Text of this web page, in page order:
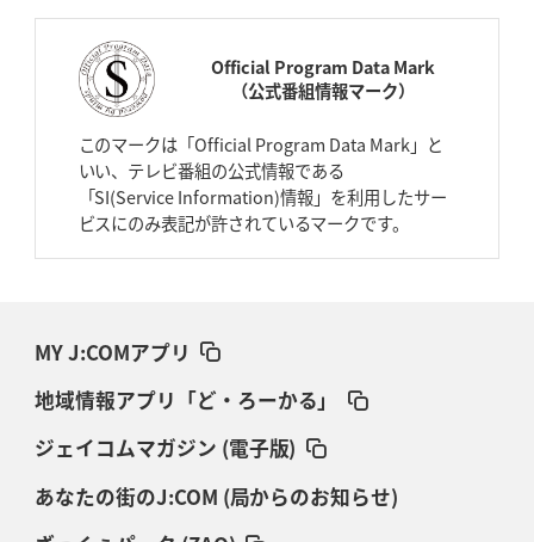
Official Program Data Mark
（公式番組情報マーク）
このマークは「Official Program Data Mark」と
いい、テレビ番組の公式情報である
「SI(Service Information)情報」を利用したサー
ビスにのみ表記が許されているマークです。
MY J:COMアプリ
地域情報アプリ「ど・ろーかる」
ジェイコムマガジン (電子版)
あなたの街のJ:COM (局からのお知らせ)